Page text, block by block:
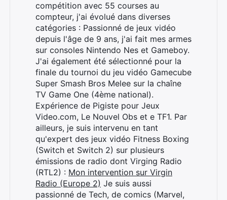
compétition avec 55 courses au
compteur, j'ai évolué dans diverses
catégories : Passionné de jeux vidéo
depuis l'âge de 9 ans, j'ai fait mes armes
sur consoles Nintendo Nes et Gameboy.
J'ai également été sélectionné pour la
finale du tournoi du jeu vidéo Gamecube
Super Smash Bros Melee sur la chaîne
TV Game One (4ème national).
Expérience de Pigiste pour Jeux
Video.com, Le Nouvel Obs et e TF1. Par
ailleurs, je suis intervenu en tant
qu'expert des jeux vidéo Fitness Boxing
(Switch et Switch 2) sur plusieurs
émissions de radio dont Virging Radio
(RTL2) : Mon intervention sur Virgin
Radio (Europe 2) Je suis aussi
passionné de Tech, de comics (Marvel,